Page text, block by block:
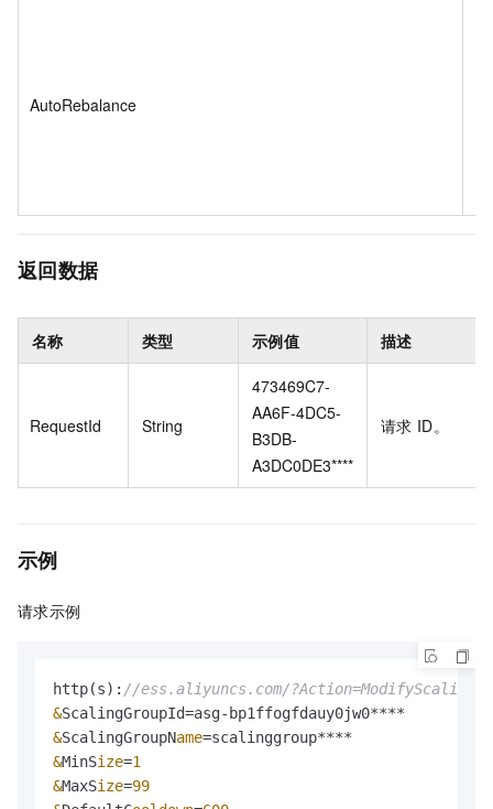
AutoRebalance
返回数据
名称 类型 示例值 描述
RequestId String
473469C7-
AA6F-4DC5-
B3DB-
A3DC0DE3****
请求 ID。
示例
请求示例
http(s): //ess.aliyuncs.com/
&
&ScalingGroupName=
&MinSize=1
&MaxSize=99